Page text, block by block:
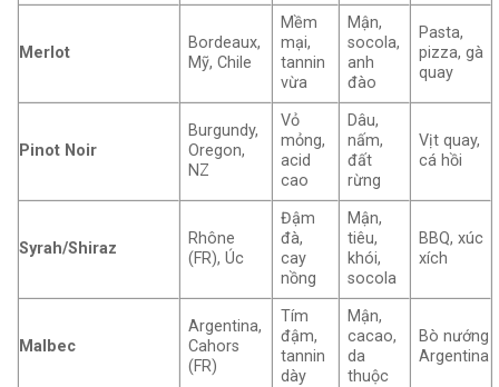
Merlot
Bordeaux,
Mỹ, Chile
Mềm
mại,
tannin
vừa
Mận,
socola,
anh
đào
Pasta,
pizza, gà
quay
Pinot Noir
Burgundy,
Oregon,
NZ
Vỏ
mỏng,
acid
cao
Dâu,
nấm,
đất
rừng
Vịt quay,
cá hồi
Syrah/Shiraz
Rhône
(FR), Úc
Đậm
đà,
cay
nồng
Mận,
tiêu,
khói,
socola
BBQ, xúc
xích
Malbec
Argentina,
Cahors
(FR)
Tím
đậm,
tannin
dày
Mận,
cacao,
da
thuộc
Bò nướng
Argentina